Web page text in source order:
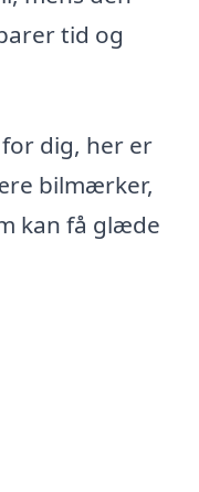
tid og
dig, her er
bilmærker,
kan få glæde